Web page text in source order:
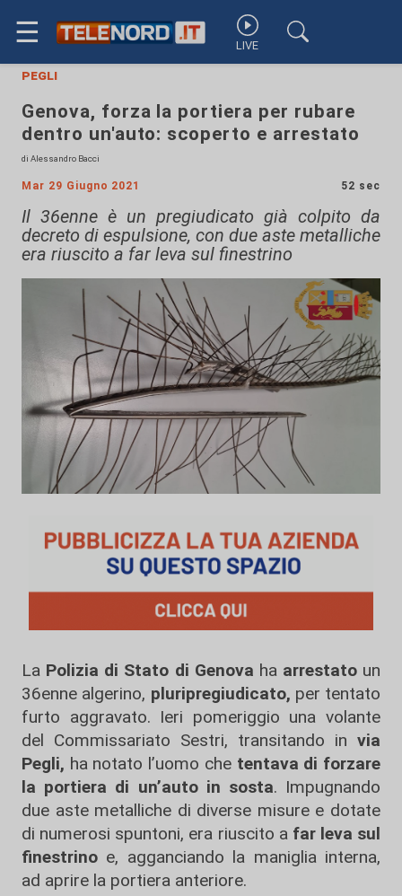
☰ LIVE
pegli
Genova, forza la portiera per rubare
dentro un'auto: scoperto e arrestato
di Alessandro Bacci
Mar 29 Giugno 2021 52 sec
Il 36enne è un pregiudicato già colpito da
decreto di espulsione, con due aste metalliche
era riuscito a far leva sul finestrino
La Polizia di Stato di Genova ha arrestatoun
36enne algerino, pluripregiudicato, per tentato
furto aggravato. Ieri pomeriggio una volante
del Commissariato Sestri, transitando in via
Pegli, ha notato l’uomo che tentava di forzare
la portiera di un’auto in sosta. Impugnando
due aste metalliche di diverse misure e dotate
di numerosi spuntoni, era riuscito a far leva sul
finestrino e, agganciando la maniglia interna,
ad aprire la portiera anteriore.